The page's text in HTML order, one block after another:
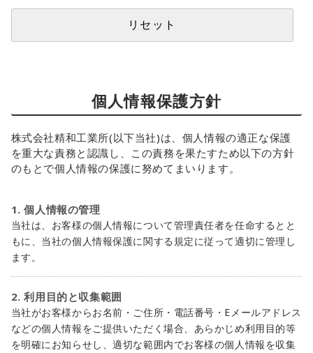
個人情報保護方針
株式会社精和工業所(以下当社)は、個人情報の適正な保護
を重大な責務と認識し、この責務を果たすため以下の方針
のもとで個人情報の保護に努めてまいります。
1. 個人情報の管理
当社は、お客様の個人情報について管理責任者を任命するとと
もに、当社の個人情報保護に関する規定に従って適切に管理し
ます。
2. 利用目的と収集範囲
当社がお客様からお名前・ご住所・電話番号・Eメールアドレス
などの個人情報をご提供いただく場合、あらかじめ利用目的等
を明確にお知らせし、適切な範囲内でお客様の個人情報を収集